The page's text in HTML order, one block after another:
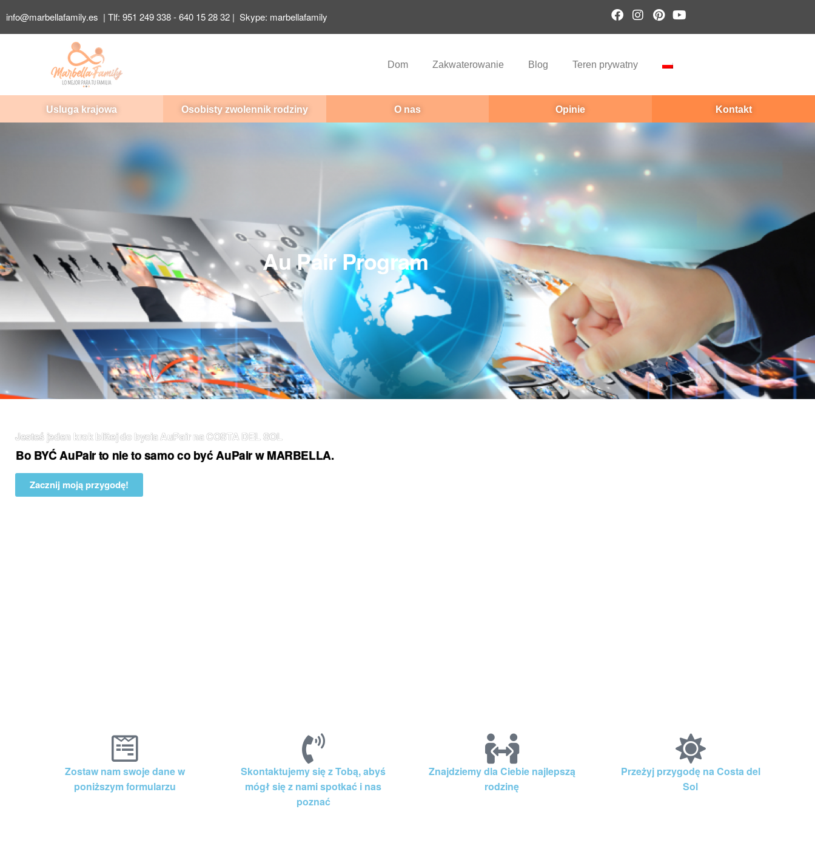
info@marbellafamily.es | Tlf: 951 249 338-640 15 28 32 | Skype: marbellafamily
Dom Zakwaterowanie Blog Teren prywatny
Usluga krajowa Osobisty zwolennik rodziny O nas Opinie Kontakt
Au Pair Program
Jesteś jeden krok bliżej do bycia AuPair na COSTA DEL SOL
Bo BYĆ AuPair to nie to samo co być AuPair w MARBELLA.
Zacznij moją przygodę!
Zostaw nam swoje dane w
poniższym formularzu
Skontaktujemy się z Tobą, abyś
mógł się z nami spotkać i nas
poznać
Znajdziemy dla Ciebie najlepszą
rodzinę
Przeżyj przygodę na Costa del
Sol